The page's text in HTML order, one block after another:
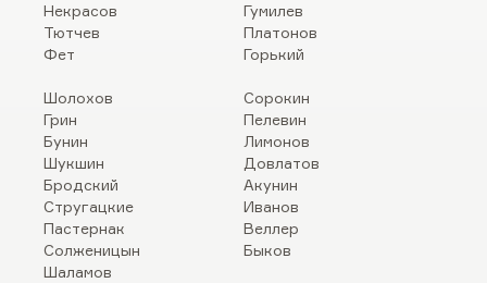
Некрасов
Тютчев
Фет
Гумилев
Платонов
Горький
Шолохов
Грин
Бунин
Шукшин
Бродский
Стругацкие
Пастернак
Солженицын
Шаламов
Сорокин
Пелевин
Лимонов
Довлатов
Акунин
Иванов
Веллер
Быков